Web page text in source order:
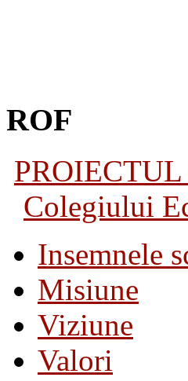
ROF
PROIECTUL
Colegiului
Insemnele
Misiune
Viziune
Valori